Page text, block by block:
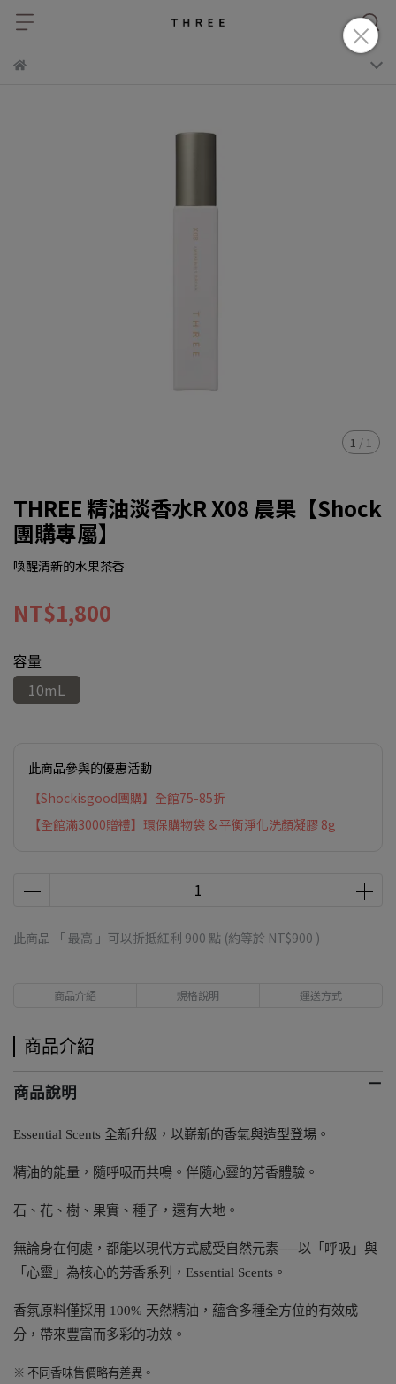
1 / 1
THREE 精油淡香水R X08 晨果【Shock
團購專屬】
喚醒清新的水果茶香
NT$1,800
容量
10mL
此商品參與的優惠活動
【Shockisgood團購】全館75-85折
【全館滿3000贈禮】環保購物袋 & 平衡淨化洗顏凝膠 8g
此商品 「 最高 」可以折抵紅利 900 點 (約等於 NT$900 )
商品介紹 規格說明 運送方式
商品介紹
商品說明
Essential Scents 全新升級，以嶄新的香氣與造型登場。
精油的能量，隨呼吸而共鳴。伴隨心靈的芳香體驗。
石、花、樹、果實、種子，還有大地。
無論身在何處，都能以現代方式感受自然元素──以「呼吸」與
「心靈」為核心的芳香系列，Essential Scents。
香氛原料僅採用 100% 天然精油，蘊含多種全方位的有效成
分，帶來豐富而多彩的功效。
※ 不同香味售價略有差異。